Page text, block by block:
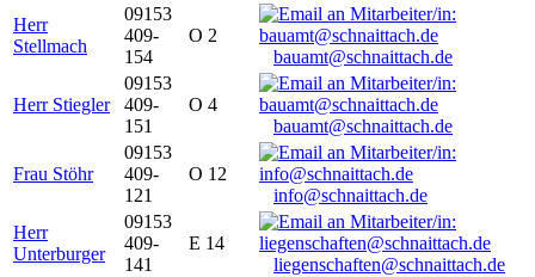
Herr
Stellmach
09153
409-
154
O 2
bauamt@schnaittach.de
Herr Stiegler
09153
409-
151
O 4
bauamt@schnaittach.de
Frau Stöhr
09153
409-
121
O 12
info@schnaittach.de
Herr
Unterburger
09153
409-
141
E 14
liegenschaften@schnaittach.de